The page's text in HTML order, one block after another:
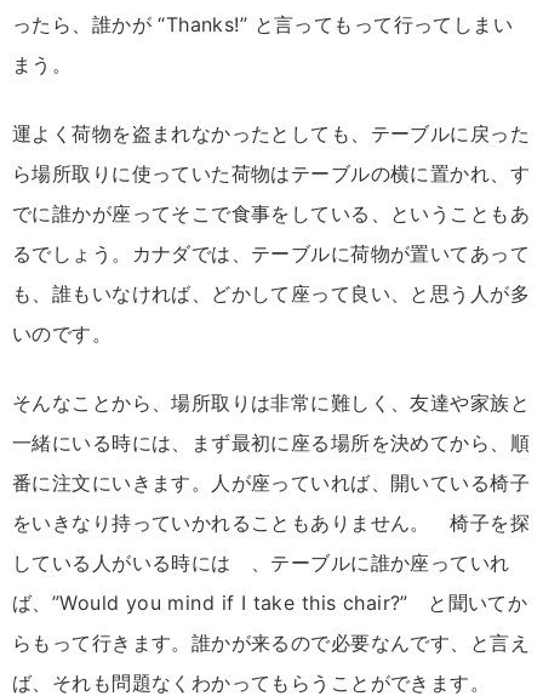
ったら、誰かが “Thanks!” と言ってもって行ってしまい
まう。
運よく荷物を盗まれなかったとしても、テーブルに戻った
ら場所取りに使っていた荷物はテーブルの横に置かれ、す
でに誰かが座ってそこで食事をしている、ということもあ
るでしょう。カナダでは、テーブルに荷物が置いてあって
も、誰もいなければ、どかして座って良い、と思う人が多
いのです。
そんなことから、場所取りは非常に難しく、友達や家族と
一緒にいる時には、まず最初に座る場所を決めてから、順
番に注文にいきます。人が座っていれば、開いている椅子
をいきなり持っていかれることもありません。 椅子を探
している人がいる時には 、テーブルに誰か座っていれ
ば、”Would you mind if I take this chair?” と聞いてか
らもって行きます。誰かが来るので必要なんです、と言え
ば、それも問題なくわかってもらうことができます。